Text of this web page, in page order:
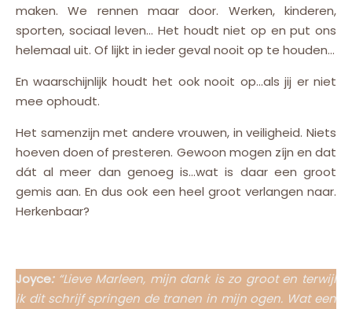
maken. We rennen maar door. Werken, kinderen,
sporten, sociaal leven… Het houdt niet op en put ons
helemaal uit. Of lijkt in ieder geval nooit op te houden…
En waarschijnlijk houdt het ook nooit op…als jij er niet
mee ophoudt.
Het samenzijn met andere vrouwen, in veiligheid. Niets
hoeven doen of presteren. Gewoon mogen zíjn en dat
dát al meer dan genoeg is…wat is daar een groot
gemis aan. En dus ook een heel groot verlangen naar.
Herkenbaar?
Joyce: “Lieve Marleen, mijn dank is zo groot en terwijl
ik dit schrijf springen de tranen in mijn ogen. Wat een